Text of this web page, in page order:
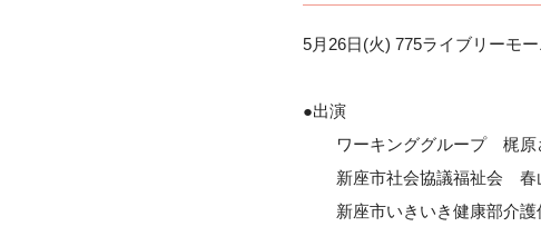
5月26日(火) 775ライブリーモ
●出演
ワーキンググループ 梶原
新座市社会協議福祉会 春
新座市いきいき健康部介護